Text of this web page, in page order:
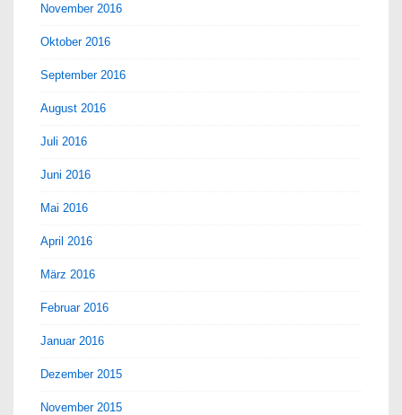
November 2016
Oktober 2016
September 2016
August 2016
Juli 2016
Juni 2016
Mai 2016
April 2016
März 2016
Februar 2016
Januar 2016
Dezember 2015
November 2015